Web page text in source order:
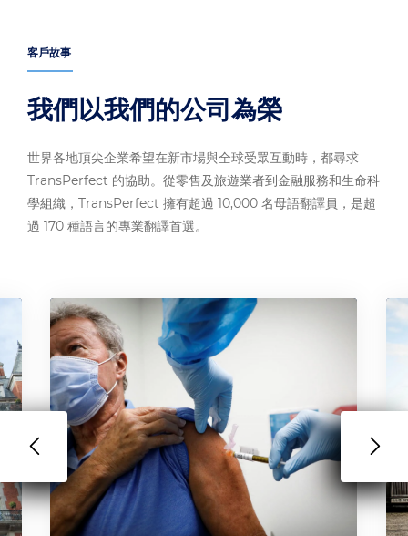
客戶故事
我們以我們的公司為榮
世界各地頂尖企業希望在新市場與全球受眾互動時，都尋求
TransPerfect 的協助。從零售及旅遊業者到金融服務和生命科
學組織，TransPerfect 擁有超過 10,000 名母語翻譯員，是超
過 170 種語言的專業翻譯首選。